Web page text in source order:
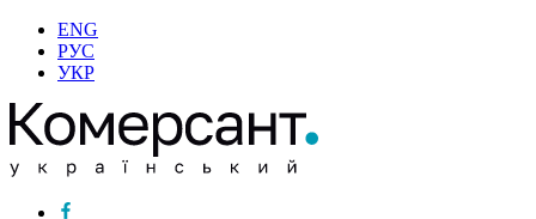
ENG
РУС
УКР